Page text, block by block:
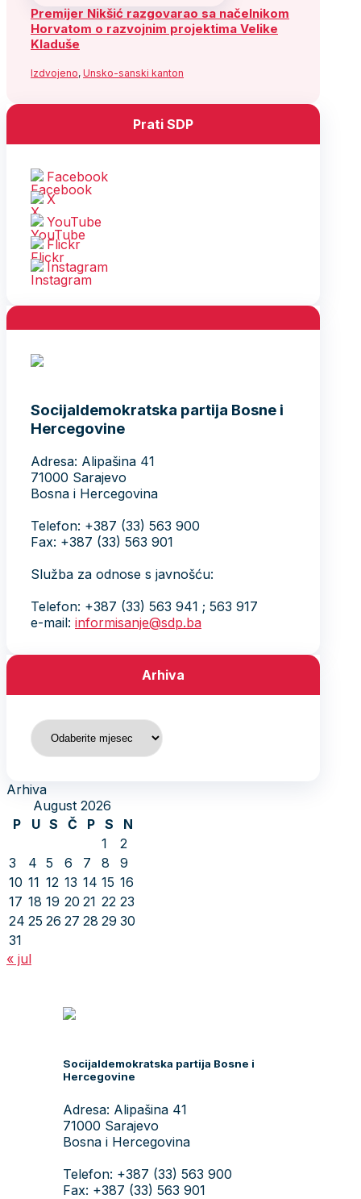
Premijer Nikšić razgovarao sa načelnikom
Horvatom o razvojnim projektima Velike
Kladuše
Izdvojeno, Unsko-sanski kanton
Prati SDP
Facebook
X
YouTube
Flickr
Instagram
Socijaldemokratska partija Bosne i
Hercegovine
Adresa: Alipašina 41
71000 Sarajevo
Bosna i Hercegovina
Telefon: +387 (33) 563 900
Fax: +387 (33) 563 901
Služba za odnose s javnošću:
Telefon: +387 (33) 563 941 ; 563 917
e-mail: informisanje@sdp.ba
Arhiva
Arhiva
Arhiva
August 2026
P
U S Č P S
N
1
2
3
4 5 6 7 8
9
10 11 12 13 14 15 16
17 18 19 20 21 22 23
24 25 26 27 28 29 30
31
« jul
Socijaldemokratska partija Bosne i
Hercegovine
Adresa: Alipašina 41
71000 Sarajevo
Bosna i Hercegovina
Telefon: +387 (33) 563 900
Fax: +387 (33) 563 901